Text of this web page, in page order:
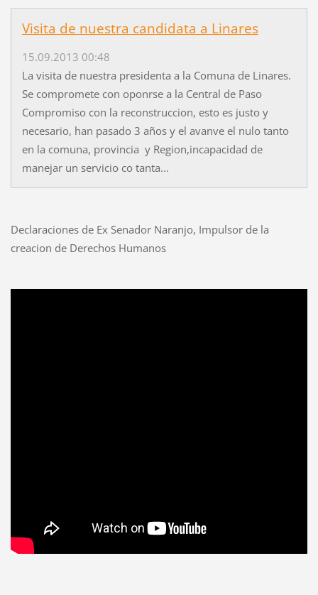
Visita de nuestra candidata a Linares
15.09.2013 00:48
La visita de nuestra presidenta a la Comuna de Linares.
Se compromete con oponrse a la Central de Paso
Compromiso con la reconstruccion, esto es justo y
necesario, han pasado 3 años y el avanve el nulo tanto
en la comuna, provincia y Region,incapacidad de
manejar un servicio co tanta...
Declaraciones de Ex Senador Naranjo, Impulsor de la
creacion de Derechos Humanos